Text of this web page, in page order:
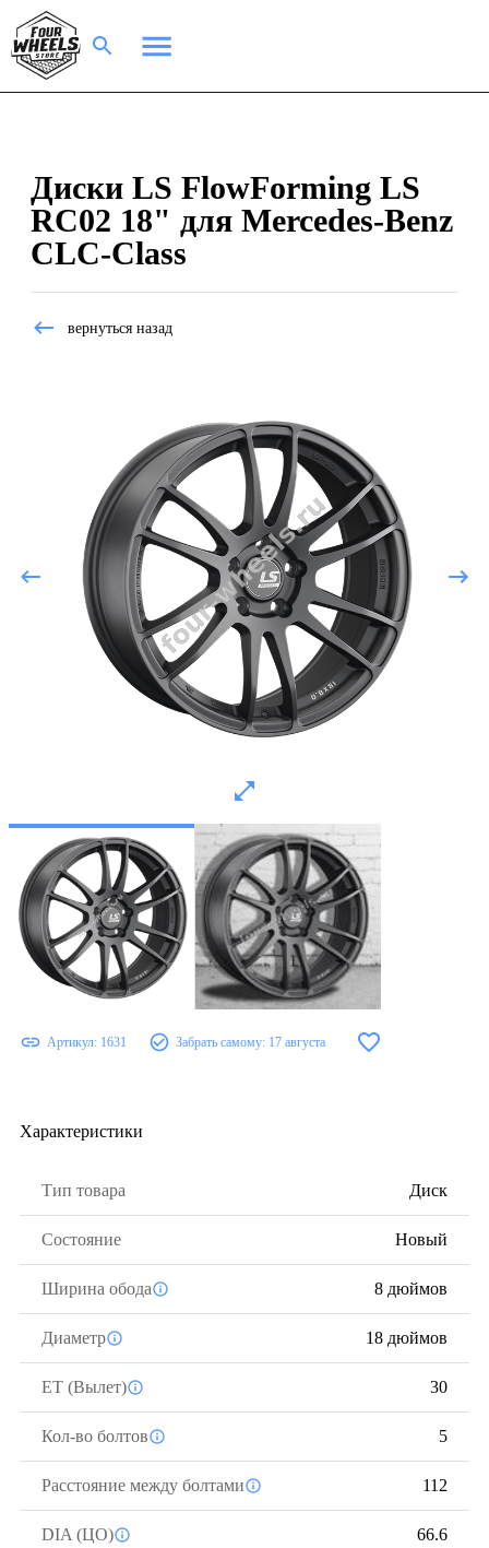
Диски LS FlowForming LS
RC02 18" для Mercedes-Benz
CLC-Class
вернуться назад
Артикул: 1631 Забрать самому: 17 августа
Характеристики
Тип товара Диск
Состояние Новый
Ширина обода 8 дюймов
Диаметр 18 дюймов
ЕТ (Вылет) 30
Кол-во болтов 5
Расстояние между болтами 112
DIA (ЦО) 66.6